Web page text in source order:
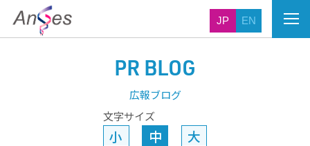
JP EN
PR BLOG
広報ブログ
文字サイズ
小 中 大